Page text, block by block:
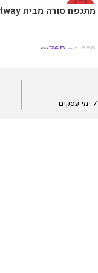
-29%
מתנפח סורה מבית bestway
₪1,090
₪769